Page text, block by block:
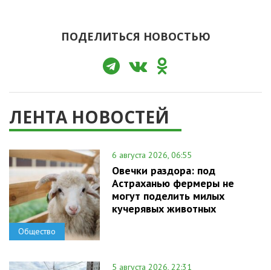
ПОДЕЛИТЬСЯ НОВОСТЬЮ
ЛЕНТА НОВОСТЕЙ
Общество
6 августа 2026, 06:55
Овечки раздора: под
Астраханью фермеры не
могут поделить милых
кучерявых животных
5 августа 2026, 22:31